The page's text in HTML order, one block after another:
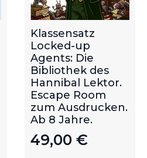
Klassensatz
Locked-up
Agents: Die
Bibliothek des
Hannibal Lektor.
Escape Room
zum Ausdrucken.
Ab 8 Jahre.
49,00 €